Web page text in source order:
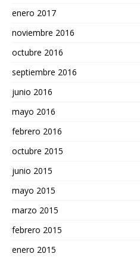
enero 2017
noviembre 2016
octubre 2016
septiembre 2016
junio 2016
mayo 2016
febrero 2016
octubre 2015
junio 2015
mayo 2015
marzo 2015
febrero 2015
enero 2015